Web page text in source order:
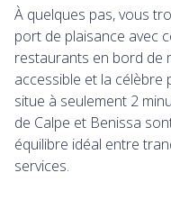
À quelques pas, vous
port de plaisance avec
restaurants en bord de
accessible et la célèbre
situe à seulement 2
de Calpe et Benissa
équilibre idéal entre
services.